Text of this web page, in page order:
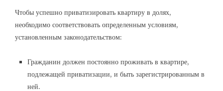
Чтобы успешно приватизировать квартиру в долях,
необходимо соответствовать определенным условиям,
установленным законодательством:
Гражданин должен постоянно проживать в квартире,
подлежащей приватизации, и быть зарегистрированным в
ней.